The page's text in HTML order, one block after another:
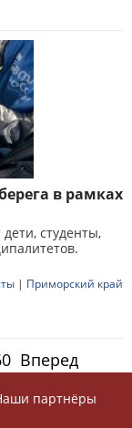
в рамках
студенты,
| Приморский край
Вперед
партнёры